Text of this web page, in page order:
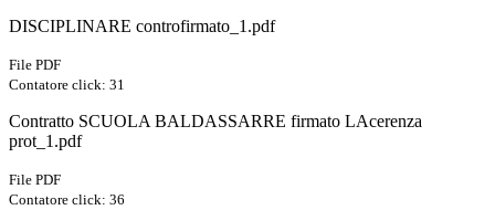
DISCIPLINARE controfirmato_1.pdf
File PDF
Contatore click: 31
Contratto SCUOLA BALDASSARRE firmato LAcerenza
prot_1.pdf
File PDF
Contatore click: 36